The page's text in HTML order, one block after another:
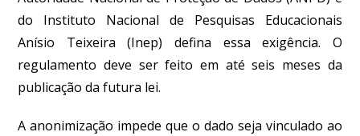
do Instituto Nacional de Pesquisas Educacionais
Anísio Teixeira (Inep) defina essa exigência. O
regulamento deve ser feito em até seis meses da
publicação da futura lei.
A anonimização impede que o dado seja vinculado ao